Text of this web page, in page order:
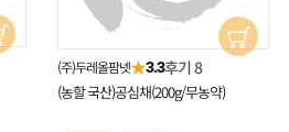
(주)두레올팜넷★3.3후기 8
(농할 국산)공심채(200g/무농약)